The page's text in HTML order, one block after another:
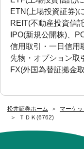
松井証券ホーム
マーケ
ＴＤＫ(6762)
ETN(上場投資証券)
REIT(不動産投資信
IPO(新規公開株)、
信用取引・一日信用
先物・オプション取
FX(外国為替証拠金